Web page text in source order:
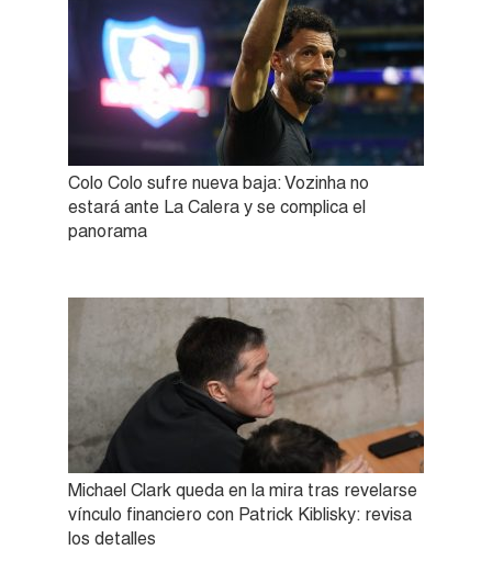
Colo Colo sufre nueva baja: Vozinha no
estará ante La Calera y se complica el
panorama
Michael Clark queda en la mira tras revelarse
vínculo financiero con Patrick Kiblisky: revisa
los detalles